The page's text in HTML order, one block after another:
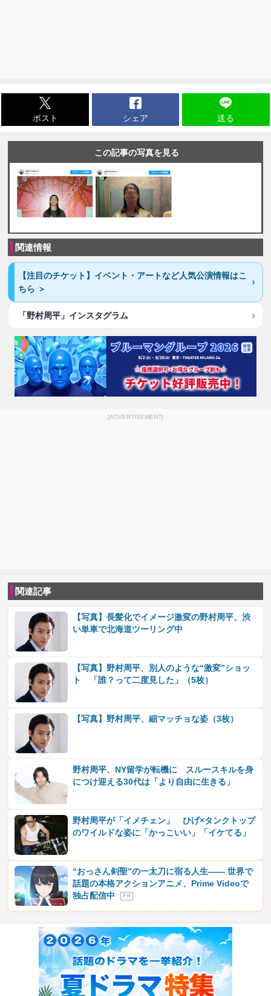
ポスト シェア 送る
この記事の写真を見る
関連情報
【注目のチケット】イベント・アートなど人気公演情報はこ
ちら ＞
「野村周平」インスタグラム
[ADVERTISEMENT]
関連記事
【写真】長髪化でイメージ激変の野村周平、渋
い単車で北海道ツーリング中
【写真】野村周平、別人のような“激変”ショッ
ト 「誰？って二度見した」（5枚）
【写真】野村周平、細マッチョな姿（3枚）
野村周平、NY留学が転機に スルースキルを身
につけ迎える30代は「より自由に生きる」
野村周平が「イメチェン」 ひげ×タンクトップ
のワイルドな姿に「かっこいい」「イケてる」
“おっさん剣聖”の一太刀に宿る人生―― 世界で
話題の本格アクションアニメ、Prime Videoで
独占配信中
P R